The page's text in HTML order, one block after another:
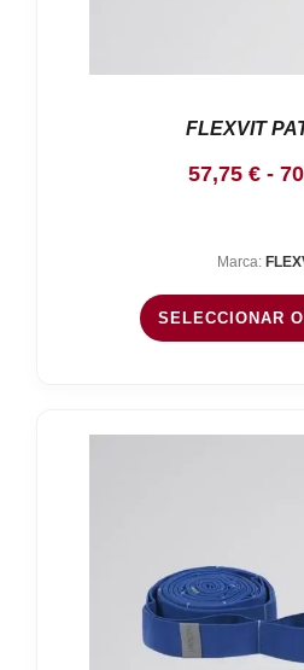
FLEXVIT
57,75 € -
Marca:
SELECCIONAR